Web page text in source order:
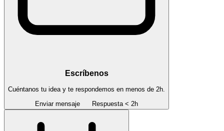
Escríbenos
Cuéntanos tu idea y te respondemos en menos de 2h.
Enviar mensaje
Respuesta < 2h